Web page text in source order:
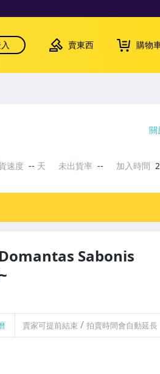
賣東西 購物
Sabonis
賣家可提前結束 / 拍賣時間會自動延長
關
速度 -- 天 未出貨率 -- 加入時間